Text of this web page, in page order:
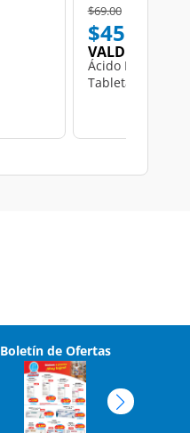
Price reduced from
$69.00to
$45.88
VALDECASAS
Ácido Fólico 5
Tabletas.
Boletín de Ofertas